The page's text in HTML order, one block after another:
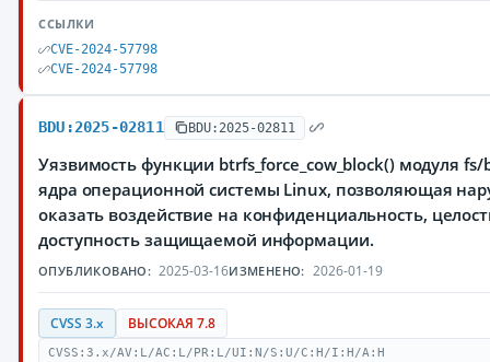
ССЫЛКИ
CVE-2024-57798
CVE-2024-57798
BDU:2025-02811 BDU:2025-02811
Уязвимость функции btrfs_force_cow_block() модуля
ядра операционной системы Linux, позволяющая
оказать воздействие на конфиденциальность,
доступность защищаемой информации.
ОПУБЛИКОВАНО: 2025-03-16ИЗМЕНЕНО: 2026-01-19
CVSS 3.x ВЫСОКАЯ 7.8
CVSS:3.x/AV:L/AC:L/PR:L/UI:N/S:U/C:H/I:H/A:H